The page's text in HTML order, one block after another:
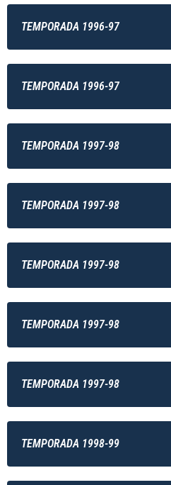
TEMPORADA 1996-97
TEMPORADA 1996-97
TEMPORADA 1997-98
TEMPORADA 1997-98
TEMPORADA 1997-98
TEMPORADA 1997-98
TEMPORADA 1997-98
TEMPORADA 1998-99